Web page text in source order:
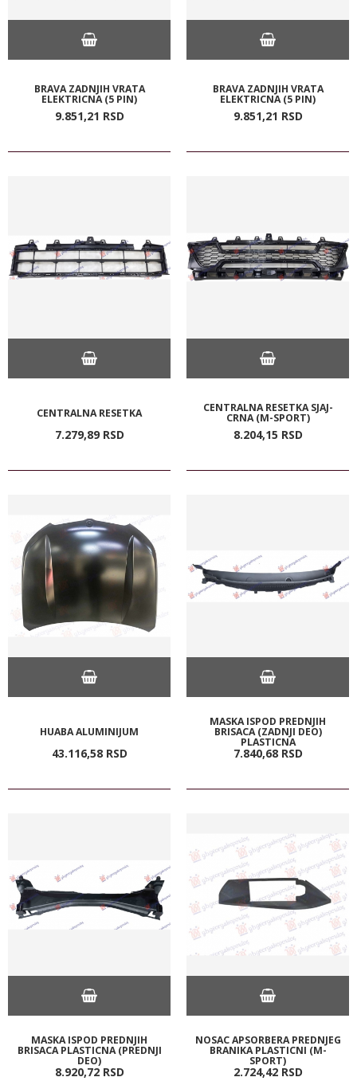
BRAVA ZADNJIH VRATA
ELEKTRICNA (5 PIN)
9.851,21 RSD
BRAVA ZADNJIH VRATA
ELEKTRICNA (5 PIN)
9.851,21 RSD
CENTRALNA RESETKA
7.279,89 RSD
CENTRALNA RESETKA SJAJ-
CRNA (M-SPORT)
8.204,15 RSD
HUABA ALUMINIJUM
43.116,58 RSD
MASKA ISPOD PREDNJIH
BRISACA (ZADNJI DEO)
PLASTICNA
7.840,68 RSD
MASKA ISPOD PREDNJIH
BRISACA PLASTICNA (PREDNJI
DEO)
8.920,72 RSD
NOSAC APSORBERA PREDNJEG
BRANIKA PLASTICNI (M-
SPORT)
2.724,42 RSD